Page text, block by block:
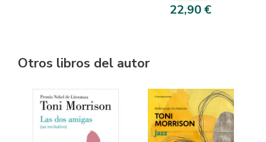
22,90 €
Otros libros del autor